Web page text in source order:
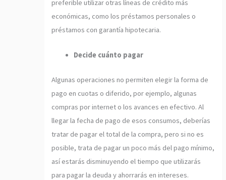
preferible utilizar otras líneas de crédito más
económicas, como los préstamos personales o
préstamos con garantía hipotecaria.
Decide cuánto pagar
Algunas operaciones no permiten elegir la forma de
pago en cuotas o diferido, por ejemplo, algunas
compras por internet o los avances en efectivo. Al
llegar la fecha de pago de esos consumos, deberías
tratar de pagar el total de la compra, pero si no es
posible, trata de pagar un poco más del pago mínimo,
así estarás disminuyendo el tiempo que utilizarás
para pagar la deuda y ahorrarás en intereses.